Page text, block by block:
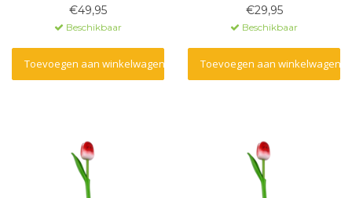
€49,95
Beschikbaar
Toevoegen aan winkelwagen
€29,95
Beschikbaar
Toevoegen aan winkelwagen